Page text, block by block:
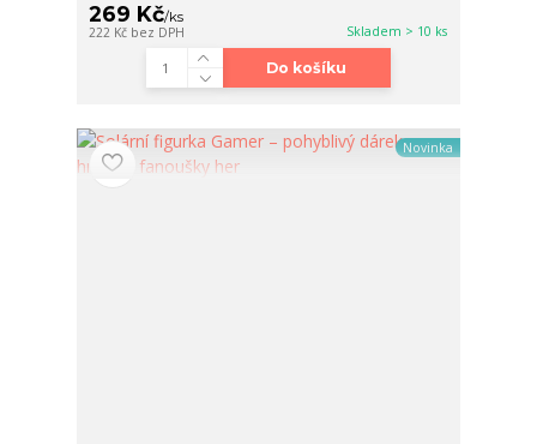
269 Kč/ks
222 Kč bez DPH Skladem > 10 ks
Do košíku
Novinka